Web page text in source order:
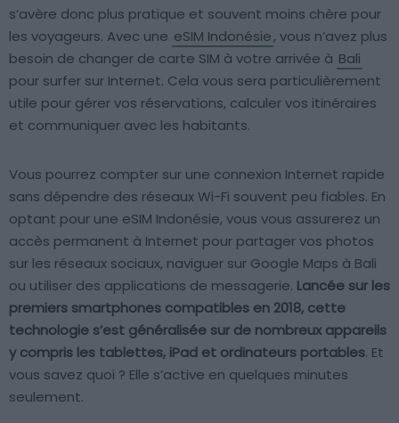
s’avère donc plus pratique et souvent moins chère pour
les voyageurs. Avec une eSIM Indonésie, vous n’avez plus
besoin de changer de carte SIM à votre arrivée à Bali
pour surfer sur Internet. Cela vous sera particulièrement
utile pour gérer vos réservations, calculer vos itinéraires
et communiquer avec les habitants.
Vous pourrez compter sur une connexion Internet rapide
sans dépendre des réseaux Wi-Fi souvent peu fiables. En
optant pour une eSIM Indonésie, vous vous assurerez un
accès permanent à Internet pour partager vos photos
sur les réseaux sociaux, naviguer sur Google Maps à Bali
ou utiliser des applications de messagerie. Lancée sur les
premiers smartphones compatibles en 2018, cette
technologie s’est généralisée sur de nombreux appareils
y compris les tablettes, iPad et ordinateurs portables. Et
vous savez quoi ? Elle s’active en quelques minutes
seulement.